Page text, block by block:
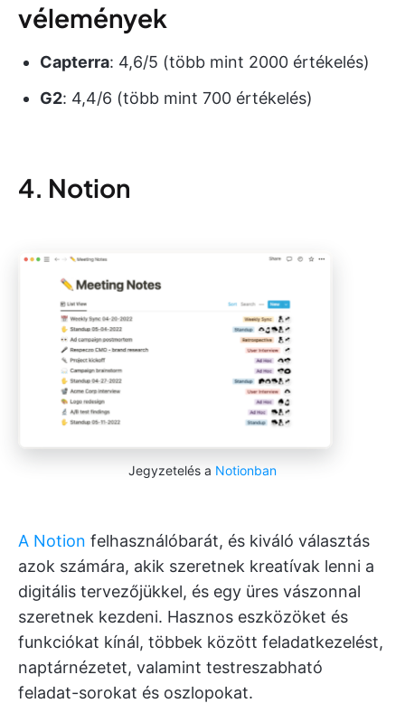
vélemények
Capterra: 4,6/5 (több mint 2000 értékelés)
G2: 4,4/6 (több mint 700 értékelés)
4. Notion
Jegyzetelés a Notionban
A Notion felhasználóbarát, és kiváló választás
azok számára, akik szeretnek kreatívak lenni a
digitális tervezőjükkel, és egy üres vászonnal
szeretnek kezdeni. Hasznos eszközöket és
funkciókat kínál, többek között feladatkezelést,
naptárnézetet, valamint testreszabható
feladat-sorokat és oszlopokat.